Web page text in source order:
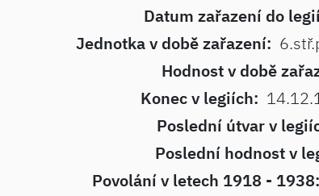
Datum zařazení do
Jednotka v době zařazení:
Hodnost v době
Konec v legiích:
Poslední útvar v
Poslední hodnost v
Povolání v letech 1918 - 1938: